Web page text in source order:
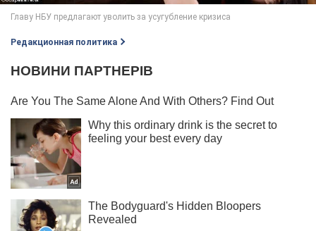
Редакционная политика